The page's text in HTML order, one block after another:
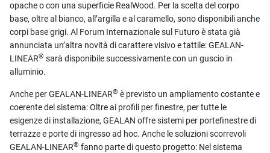
opache o con una superficie RealWood. Per la scelta del corpo
base, oltre al bianco, all’argilla e al caramello, sono disponibili anche
corpi base grigi. Al Forum Internazionale sul Futuro è stata già
annunciata un’altra novità di carattere visivo e tattile: GEALAN-
LINEAR® sarà disponibile successivamente con un guscio in
alluminio.
Anche per GEALAN-LINEAR® è previsto un ampliamento costante e
coerente del sistema: Oltre ai profili per finestre, per tutte le
esigenze di installazione, GEALAN offre sistemi per portefinestre di
terrazze e porte di ingresso ad hoc. Anche le soluzioni scorrevoli
GEALAN-LINEAR® fanno parte di questo progetto: Nel sistema